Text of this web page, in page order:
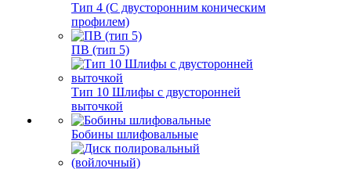
Тип 4 (С двусторонним коническим
профилем)
ПВ (тип 5)
Тип 10 Шлифы с двусторонней
выточкой
Бобины шлифовальные